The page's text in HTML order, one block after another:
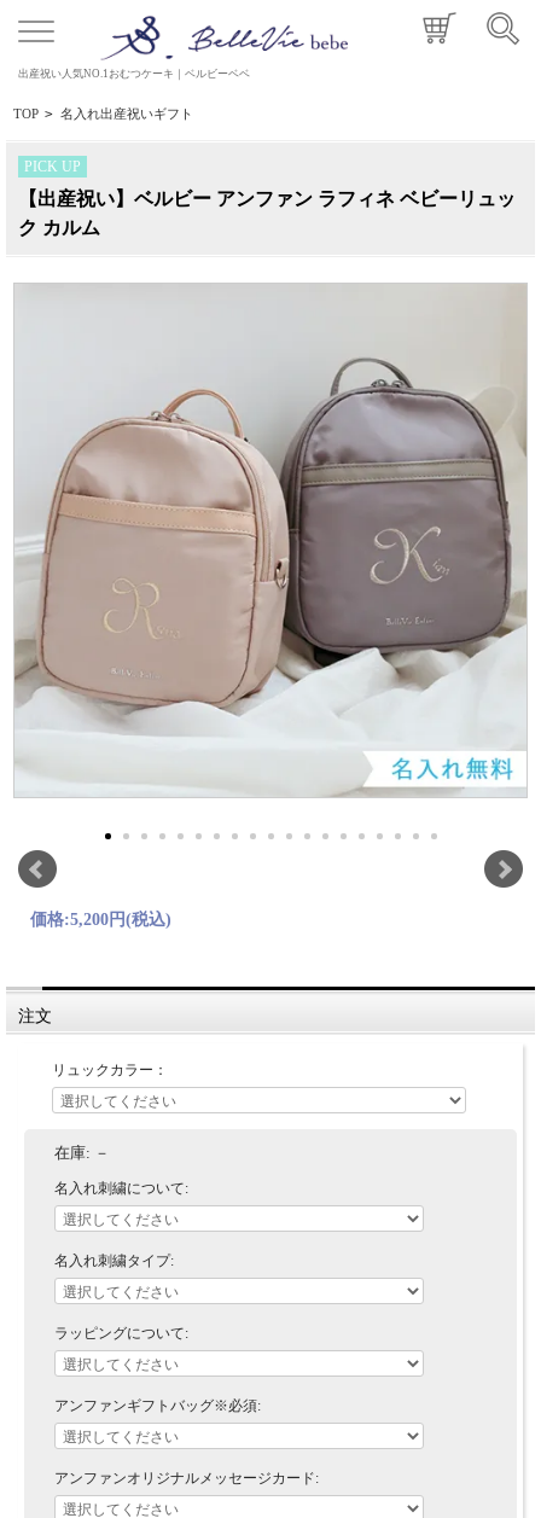
出産祝い人気NO.1おむつケーキ｜ベルビーベベ
TOP > 名入れ出産祝いギフト
PICK UP
【出産祝い】ベルビー アンファン ラフィネ ベビーリュッ
ク カルム
価格:5,200円(税込)
注文
リュックカラー：
在庫: －
名入れ刺繍について:
名入れ刺繍タイプ:
ラッピングについて:
アンファンギフトバッグ※必須:
アンファンオリジナルメッセージカード: